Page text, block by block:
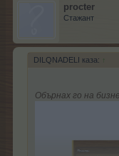
procter
Стажант
DILQNADELI каза: ↑
Обърнах го на